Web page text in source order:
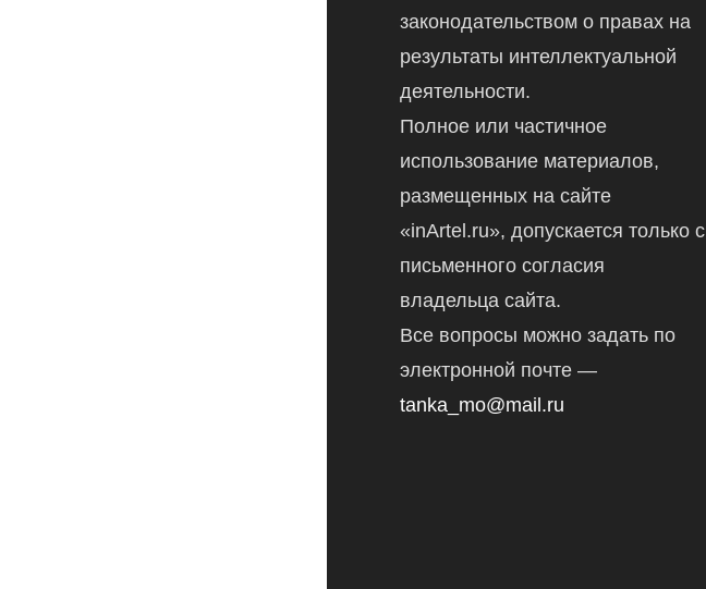
законодательством о правах на
результаты интеллектуальной
деятельности.
Полное или частичное
использование материалов,
размещенных на сайте
«inArtel.ru», допускается только с
письменного согласия
владельца сайта.
Все вопросы можно задать по
электронной почте —
tanka_mo@mail.ru